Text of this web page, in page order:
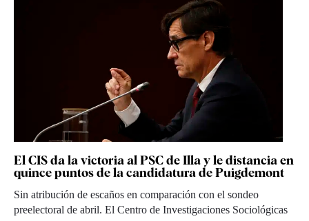
El CIS da la victoria al PSC de Illa y le distancia en
quince puntos de la candidatura de Puigdemont
Sin atribución de escaños en comparación con el sondeo
preelectoral de abril. El Centro de Investigaciones Sociológicas